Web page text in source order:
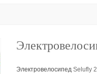
ЭлектровелосипедSelufly